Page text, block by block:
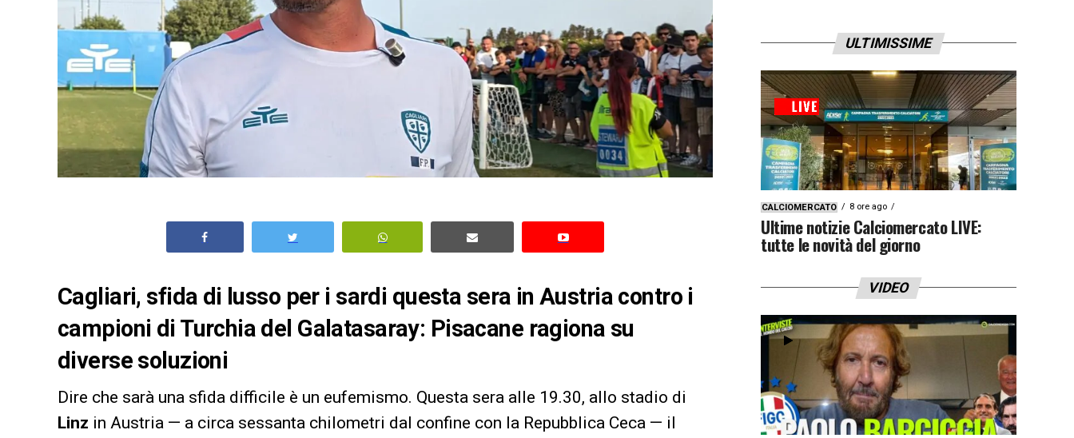
Cagliari, sfida di lusso per i sardi questa sera in Austria contro i
campioni di Turchia del Galatasaray: Pisacane ragiona su
diverse soluzioni
Dire che sarà una sfida difficile è un eufemismo. Questa sera alle 19.30, allo stadio di
Linz in Austria — a circa sessanta chilometri dal confine con la Repubblica Ceca — il
ULTIMISSIME
CALCIOMERCATO 8 ore ago
Ultime notizie Calciomercato LIVE:
tutte le novità del giorno
VIDEO